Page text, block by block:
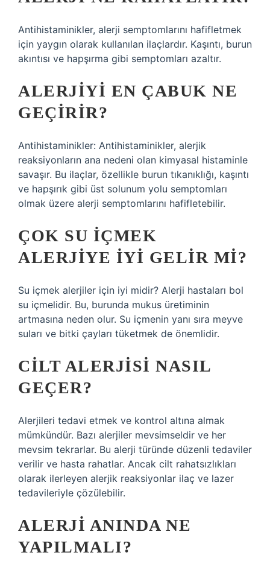
Antihistaminikler, alerji semptomlarını hafifletmek
için yaygın olarak kullanılan ilaçlardır. Kaşıntı, burun
akıntısı ve hapşırma gibi semptomları azaltır.
ALERJIYI EN ÇABUK NE
GEÇIRIR?
Antihistaminikler: Antihistaminikler, alerjik
reaksiyonların ana nedeni olan kimyasal histaminle
savaşır. Bu ilaçlar, özellikle burun tıkanıklığı, kaşıntı
ve hapşırık gibi üst solunum yolu semptomları
olmak üzere alerji semptomlarını hafifletebilir.
ÇOK SU IÇMEK
ALERJIYE IYI GELIR MI?
Su içmek alerjiler için iyi midir? Alerji hastaları bol
su içmelidir. Bu, burunda mukus üretiminin
artmasına neden olur. Su içmenin yanı sıra meyve
suları ve bitki çayları tüketmek de önemlidir.
CILT ALERJISI NASIL
GEÇER?
Alerjileri tedavi etmek ve kontrol altına almak
mümkündür. Bazı alerjiler mevsimseldir ve her
mevsim tekrarlar. Bu alerji türünde düzenli tedaviler
verilir ve hasta rahatlar. Ancak cilt rahatsızlıkları
olarak ilerleyen alerjik reaksiyonlar ilaç ve lazer
tedavileriyle çözülebilir.
ALERJI ANINDA NE
YAPILMALI?